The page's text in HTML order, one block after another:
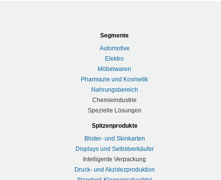
Segmente
Automotive
Elektro
Möbelwaren
Pharmazie und Kosmetik
Nahrungsbereich
Chemieindustrie
Spezielle Lösungen
Spitzenprodukte
Blister- und Skinkarten
Displays und Selbstverkäufer
Intelligente Verpackung
Druck- und Akzidezproduktion